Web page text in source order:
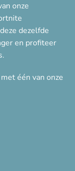
onze
dezelfde
en profiteer
met één van onze